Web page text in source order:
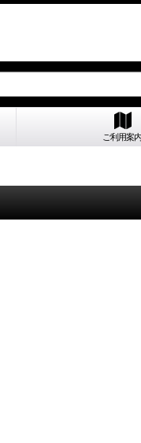
ご利用案内